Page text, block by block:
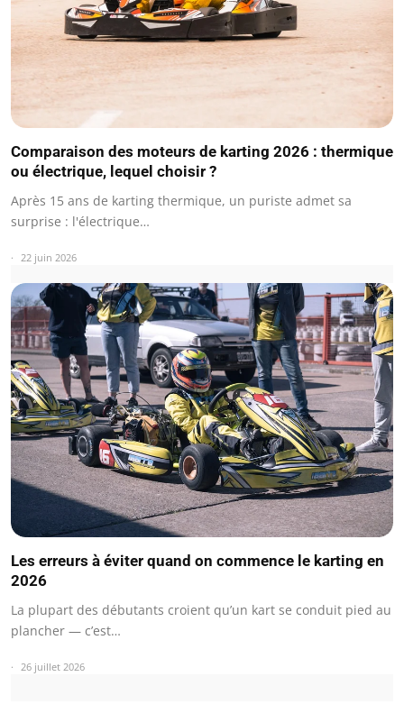
Comparaison des moteurs de karting 2026 : thermique
ou électrique, lequel choisir ?
Après 15 ans de karting thermique, un puriste admet sa
surprise : l'électrique…
22 juin 2026
Les erreurs à éviter quand on commence le karting en
2026
La plupart des débutants croient qu’un kart se conduit pied au
plancher — c’est…
26 juillet 2026